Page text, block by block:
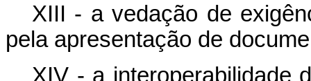
XIII - a vedação de
pela apresentação de
XIV - a interoperabilidade